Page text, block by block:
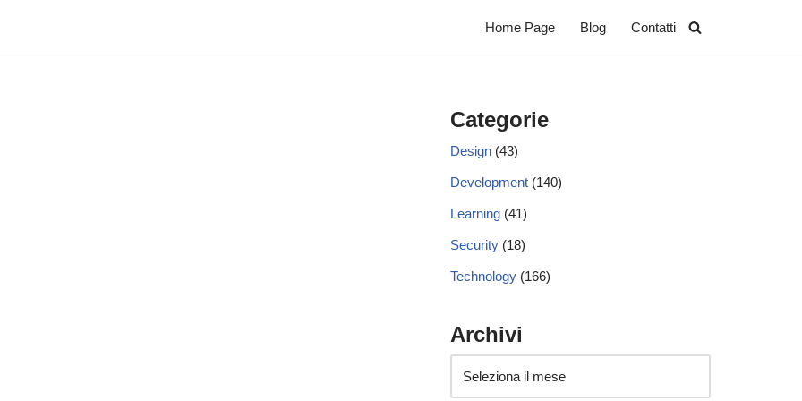
Home Page Blog Contatti
Categorie
Design (43)
Development (140)
Learning (41)
Security (18)
Technology (166)
Archivi